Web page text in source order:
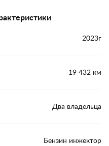
2023г
19 432 км
Два владельца
Бензин инжектор